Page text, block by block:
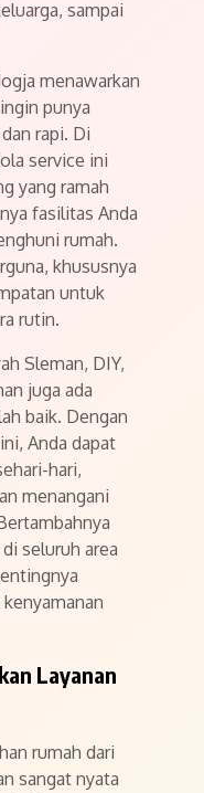
sampai
menawarkan
punya
rapi. Di
service ini
yang ramah
fasilitas Anda
rumah.
khususnya
untuk
rutin.
Sleman, DIY,
juga ada
baik. Dengan
Anda dapat
hari,
menangani
seluruh area
Layanan
rumah dari
sangat nyata